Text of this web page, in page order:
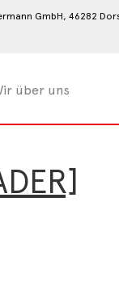
GmbH, 46282
über uns